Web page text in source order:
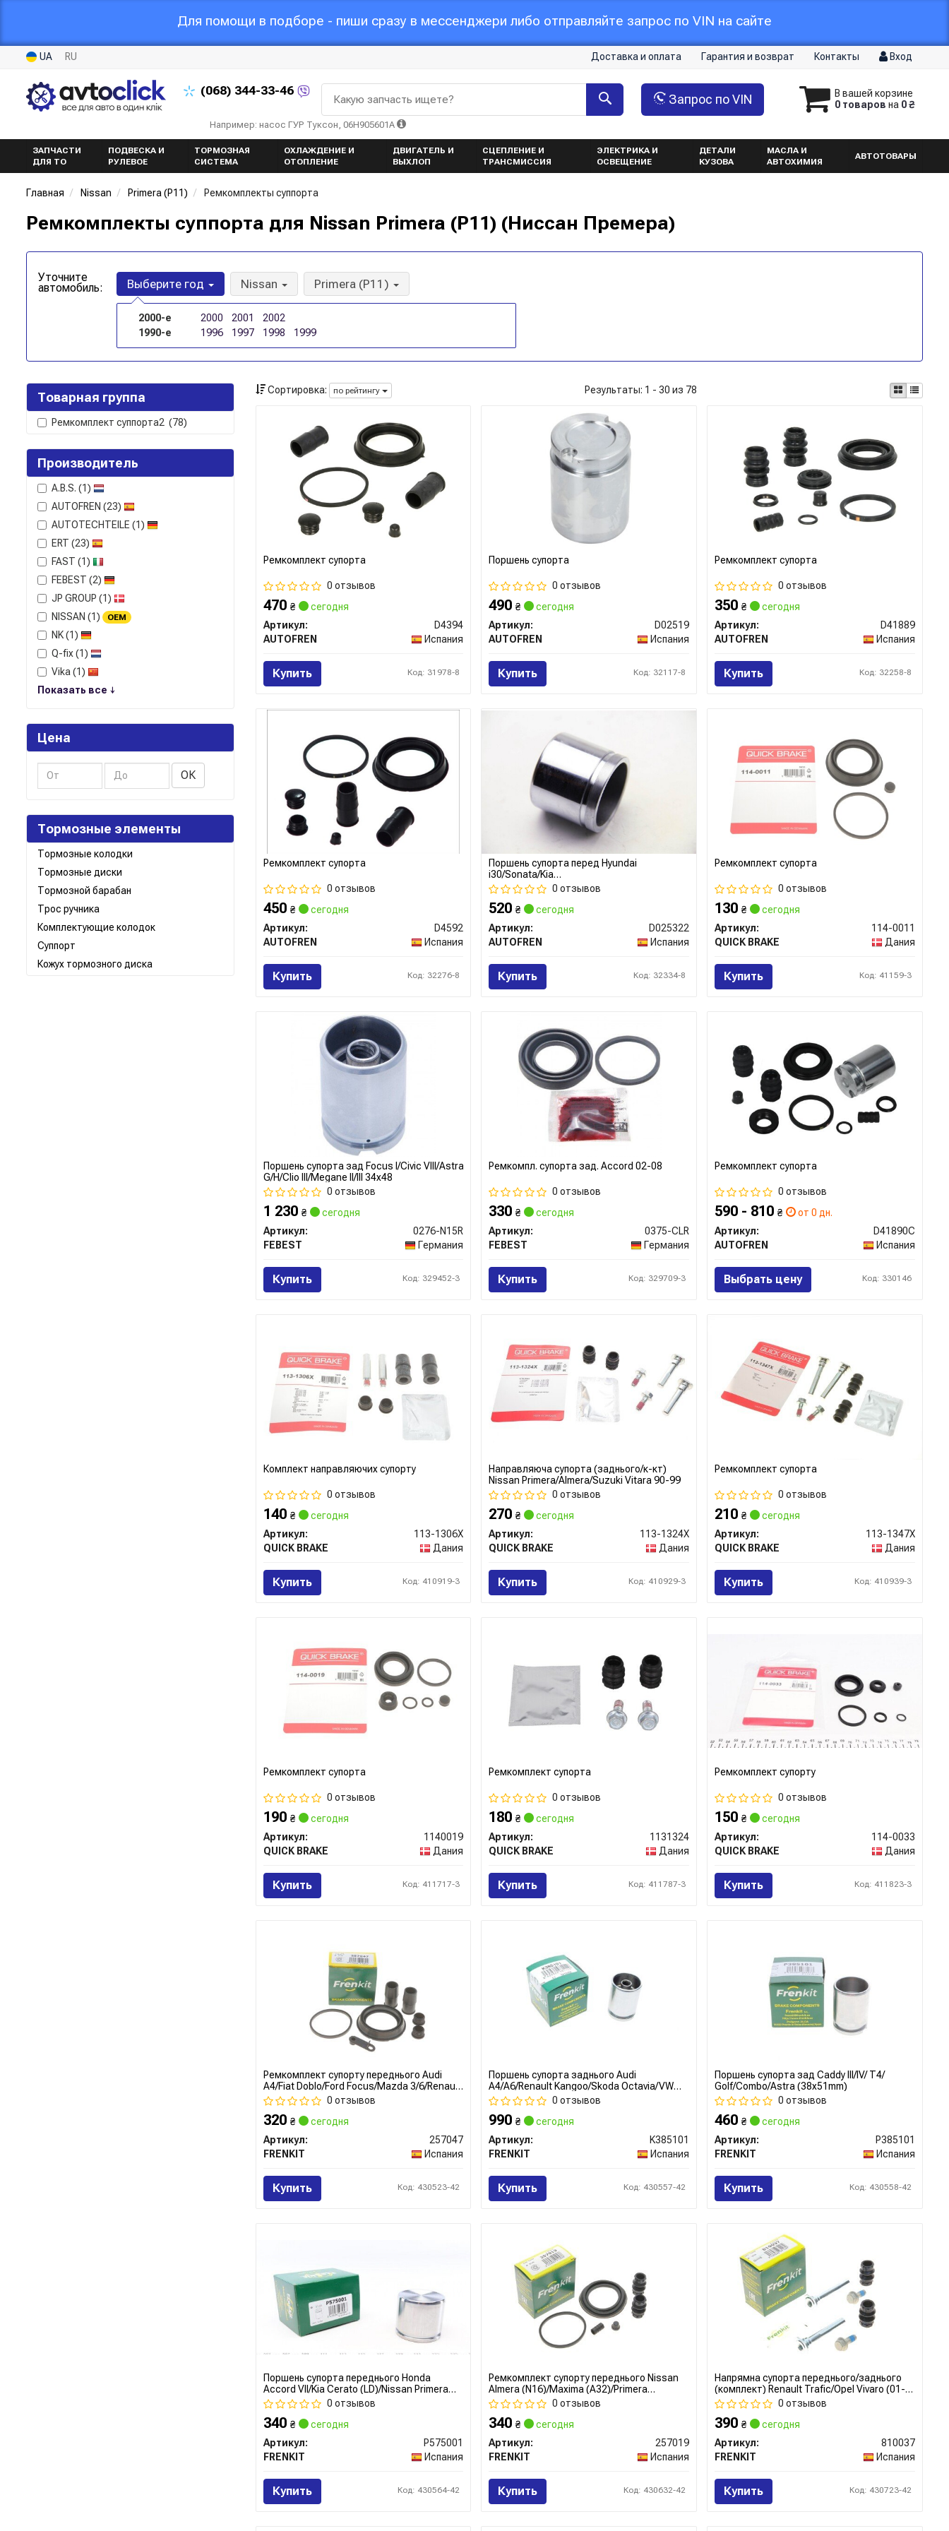
Для помощи в подборе - пиши сразу в мессенджери либо отправляйте запрос по VIN на сайте
UA RU Доставка и оплата Гарантия и возврат Контакты Вход
(068) 344-33-46
В вашей корзине
0 товаров на 0 ₴
Запрос по VIN
Какую запчасть ищете?
Например: насос ГУР Туксон, 06H905601A
ЗАПЧАСТИ
ДЛЯ ТО
ПОДВЕСКА И
РУЛЕВОЕ
ТОРМОЗНАЯ
СИСТЕМА
ОХЛАЖДЕНИЕ И
ОТОПЛЕНИЕ
ДВИГАТЕЛЬ И
ВЫХЛОП
СЦЕПЛЕНИЕ И
ТРАНСМИССИЯ
ЭЛЕКТРИКА И
ОСВЕЩЕНИЕ
ДЕТАЛИ
КУЗОВА
МАСЛА И
АВТОХИМИЯ
АВТОТОВАРЫ
Главная Nissan Primera (P11) Ремкомплекты суппорта
Ремкомплекты суппорта для Nissan Primera (P11) (Ниссан Премера)
Уточните
автомобиль: Выберите год
2000-е 2000 2001
2002
1990-е
1996 1997 1998 1999
Nissan Primera (P11)
Товарная группа
Ремкомплект суппорта2 (78)
Производитель
A.B.S. (1)
AUTOFREN (23)
AUTOTECHTEILE (1)
ERT (23)
FAST (1)
FEBEST (2)
JP GROUP (1)
NISSAN (1) OEM
NK(1)
Q-fix(1)
Vika (1)
Показать все ↓
Цена
ОК
Тормозные элементы
Тормозные колодки
Тормозные диски
Тормозной барабан
Трос ручника
Комплектующие колодок
Суппорт
Кожух тормозного диска
Сортировка: по рейтингу Результаты: 1 - 30 из 78
Ремкомплект супорта
0 отзывов
470 ₴
сегодня
Артикул:
D4394
AUTOFREN
Испания
Купить Код: 31978-8
Поршень супорта
0 отзывов
490₴
сегодня
Артикул:
D02519
AUTOFREN
Испания
Купить Код: 32117-8
Ремкомплект супорта
0 отзывов
350₴
сегодня
Артикул:
D41889
AUTOFREN
Испания
Купить Код: 32258-8
Ремкомплект супорта
0 отзывов
450 ₴
сегодня
Артикул:
D4592
AUTOFREN
Испания
Купить Код: 32276-8
Поршень супорта перед Hyundai
i30/Sonata/Kia
Ceed/Cerato/Magentis/Soul/Nissan
Cube/Juke 57x50,55
0 отзывов
520₴
сегодня
Артикул:
D025322
AUTOFREN
Испания
Купить Код: 32334-8
Ремкомплект супорта
0 отзывов
130₴
сегодня
Артикул:
114-0011
QUICK BRAKE
Дания
Купить Код: 41159-3
Поршень супорта зад Focus I/Civic VIII/Astra
G/H/Clio III/Megane II/III 34x48
0 отзывов
1 230 ₴
сегодня
Артикул:
0276-N15R
FEBEST
Германия
Купить Код: 329452-3
Ремкомпл. супорта зад. Accord 02-08
0 отзывов
330₴
сегодня
Артикул:
0375-CLR
FEBEST
Германия
Купить Код: 329709-3
Ремкомплект супорта
0 отзывов
590 - 810₴
от 0 дн.
Артикул:
D41890C
AUTOFREN
Испания
Выбрать цену Код: 330146
Комплект направляючих супорту
0 отзывов
140 ₴
сегодня
Артикул:
113-1306X
QUICK BRAKE
Дания
Купить Код: 410919-3
Направляюча супорта (заднього/к-кт)
Nissan Primera/Almera/Suzuki Vitara 90-99
0 отзывов
270₴
сегодня
Артикул:
113-1324X
QUICK BRAKE
Дания
Купить Код: 410929-3
Ремкомплект супорта
0 отзывов
210₴
сегодня
Артикул:
113-1347X
QUICK BRAKE
Дания
Купить Код: 410939-3
Ремкомплект супорта
0 отзывов
190 ₴
сегодня
Артикул:
1140019
QUICK BRAKE
Дания
Купить Код: 411717-3
Ремкомплект супорта
0 отзывов
180₴
сегодня
Артикул:
1131324
QUICK BRAKE
Дания
Купить Код: 411787-3
Ремкомплект супорту
0 отзывов
150₴
сегодня
Артикул:
114-0033
QUICK BRAKE
Дания
Купить Код: 411823-3
Ремкомплект супорту переднього Audi
A4/Fiat Doblo/Ford Focus/Mazda 3/6/Renault
Scenic III/Skoda Octavia (d=57mm)(Ate)
(257047) Frenkit
0 отзывов
320 ₴
сегодня
Артикул:
257047
FRENKIT
Испания
Купить Код: 430523-42
Поршень супорта заднього Audi
A4/A6/Renault Kangoo/Skoda Octavia/VW
Caddy (38x51mm)(Lucas/TRW)(з
механізмом) (K385101) Frenkit
0 отзывов
990₴
сегодня
Артикул:
K385101
FRENKIT
Испания
Купить Код: 430557-42
Поршень супорта зад Caddy III/IV/ T4/
Golf/Combo/Astra (38x51mm)
0 отзывов
460₴
сегодня
Артикул:
P385101
FRENKIT
Испания
Купить Код: 430558-42
Поршень супорта переднього Honda
Accord VII/Kia Cerato (LD)/Nissan Primera
(P10/P11/P12) (57x49,8mm)(Lucas)
(P575001) Frenkit
0 отзывов
340 ₴
сегодня
Артикул:
P575001
FRENKIT
Испания
Купить Код: 430564-42
Ремкомплект супорту переднього Nissan
Almera (N16)/Maxima (A32)/Primera
(P10/P11)(d=57mm)(Lucas) (257019) Frenkit
0 отзывов
340₴
сегодня
Артикул:
257019
FRENKIT
Испания
Купить Код: 430632-42
Напрямна супорта переднього/заднього
(комплект) Renault Trafic/Opel Vivaro (01-)
(Lucas) (810037) Frenkit
0 отзывов
390₴
сегодня
Артикул:
810037
FRENKIT
Испания
Купить Код: 430723-42